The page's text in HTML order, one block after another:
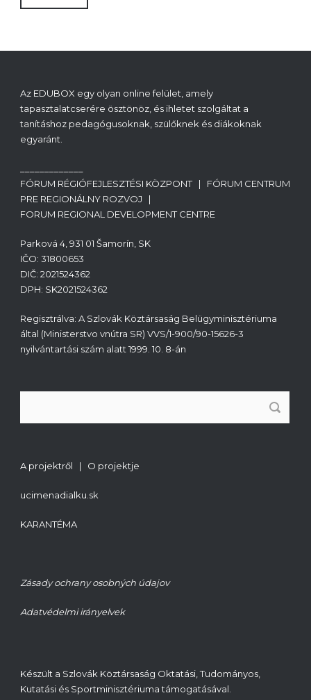
Az EDUBOX egy olyan online felület, amely
tapasztalatcserére ösztönöz, és ihletet szolgáltat a
tanításhoz pedagógusoknak, szülőknek és diákoknak
egyaránt.
FÓRUM RÉGIÓFEJLESZTÉSI KÖZPONT | FÓRUM CENTRUM
PRE REGIONÁLNY ROZVOJ |
FORUM REGIONAL DEVELOPMENT CENTRE
Parková 4, 931 01 Šamorín, SK
IČO: 31800653
DIČ: 2021524362
DPH: SK2021524362
Regisztrálva: A Szlovák Köztársaság Belügyminisztériuma
által (Ministerstvo vnútra SR) VVS/1-900/90-15626-3
nyilvántartási szám alatt 1999. 10. 8-án
A projektről | O projektje
ucimenadialku.sk
KARANTÉMA
Zásady ochrany osobných údajov
Adatvédelmi irányelvek
Készült a Szlovák Köztársaság Oktatási, Tudományos,
Kutatási és Sportminisztériuma támogatásával.